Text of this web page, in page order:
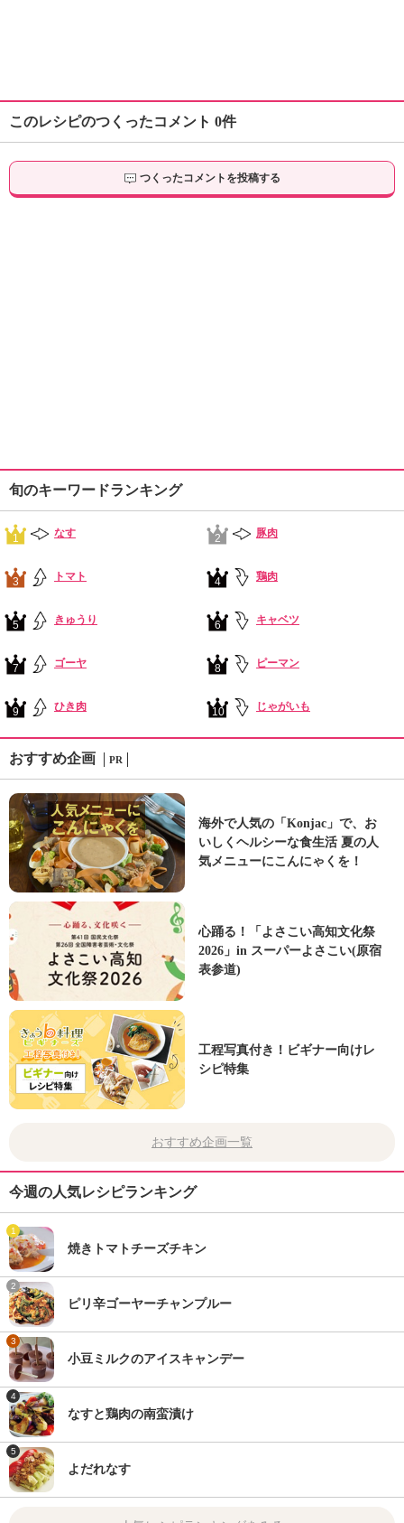
このレシピのつくったコメント 0件
つくったコメントを投稿する
旬のキーワードランキング
1 なす 2 豚肉
3 トマト 4 鶏肉
5 きゅうり 6 キャベツ
7 ゴーヤ 8 ピーマン
9 ひき肉 10 じゃがいも
おすすめ企画 PR
海外で人気の「Konjac」で、お
いしくヘルシーな食生活 夏の人
気メニューにこんにゃくを！
心踊る！「よさこい高知文化祭
2026」in スーパーよさこい(原宿
表参道)
工程写真付き！ビギナー向けレ
シピ特集
おすすめ企画一覧
今週の人気レシピランキング
1
焼きトマトチーズチキン
2
ピリ辛ゴーヤーチャンプルー
3
小豆ミルクのアイスキャンデー
4
なすと鶏肉の南蛮漬け
5
よだれなす